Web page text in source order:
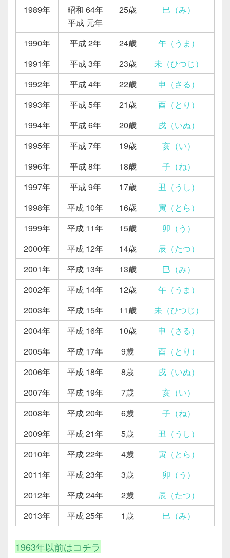
1989年
昭和 64年
平成 元年
25歳 巳（み）
1990年 平成 2年 24歳
午（うま）
1991年
平成 3年 23歳
未（ひつじ）
1992年
平成 4年 22歳
申（さる）
1993年
平成 5年 21歳
酉（とり）
1994年
平成 6年 20歳
戌（いぬ）
1995年
平成 7年 19歳
亥（い）
1996年
平成 8年 18歳
子（ね）
1997年
平成 9年 17歳
丑（うし）
1998年
平成 10年 16歳
寅（とら）
1999年
平成 11年 15歳
卯（う）
2000年
平成 12年 14歳
辰（たつ）
2001年
平成 13年 13歳
巳（み）
2002年
平成 14年 12歳
午（うま）
2003年
平成 15年 11歳
未（ひつじ）
2004年
平成 16年 10歳
申（さる）
2005年
平成 17年 9歳
酉（とり）
2006年
平成 18年 8歳
戌（いぬ）
2007年
平成 19年 7歳
亥（い）
2008年
平成 20年 6歳
子（ね）
2009年
平成 21年 5歳
丑（うし）
2010年
平成 22年 4歳
寅（とら）
2011年
平成 23年 3歳
卯（う）
2012年
平成 24年 2歳
辰（たつ）
2013年
平成 25年 1歳 巳（み）
1963年以前はコチラ